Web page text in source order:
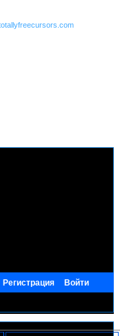
Регистрация Войти